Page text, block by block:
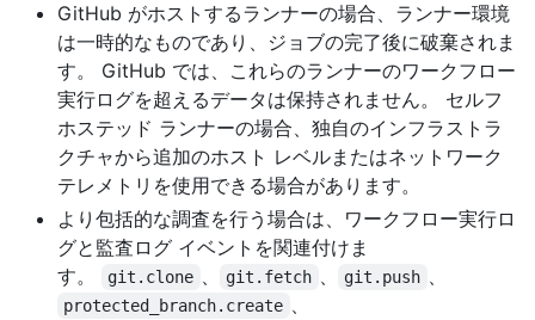
GitHub がホストするランナーの場合、ランナー環境
は一時的なものであり、ジョブの完了後に破棄されま
す。 GitHub では、これらのランナーのワークフロー
実行ログを超えるデータは保持されません。 セルフ
ホステッド ランナーの場合、独自のインフラストラ
クチャから追加のホスト レベルまたはネットワーク
テレメトリを使用できる場合があります。
より包括的な調査を行う場合は、ワークフロー実行ロ
グと監査ログ イベントを関連付けま
す。
git.clone 、 git.fetch 、 git.push 、
protected_branch.create 、